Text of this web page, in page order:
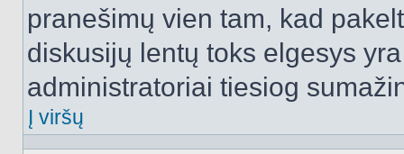
pranešimų vien tam, kad
diskusijų lentų toks elgesys
administratoriai tiesiog
Į viršų